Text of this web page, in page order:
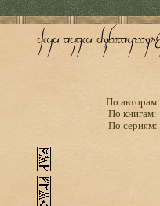
По авторам:
По книгам:
По сериям: